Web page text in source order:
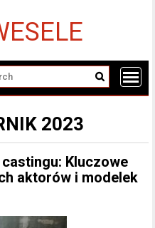
2023
Kluczowe
aktorów i modelek